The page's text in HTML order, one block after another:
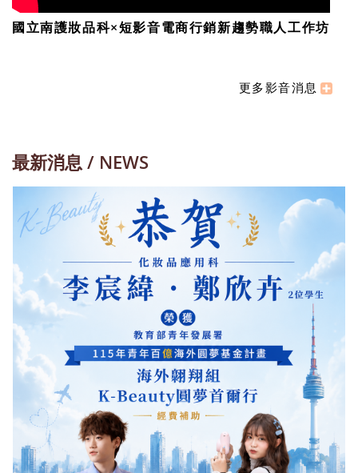
國立南護妝品科×短影音電商行銷新趨勢職人工作坊
更多影音消息
最新消息 / NEWS